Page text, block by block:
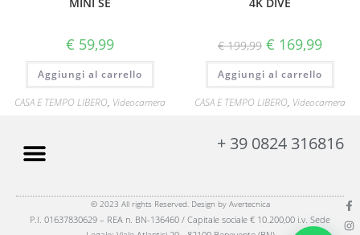
€ 59,99
Aggiungi al carrello
CASA E TEMPO LIBERO, Videocamera
€199,99 € 169,99
Aggiungi al carrello
CASA E TEMPO LIBERO, Videocamera
+ 39 0824 316816
© 2023 All rights Reserved. Design by Avertecnica
P.I. 01637830629 – REA n. BN-136460 / Capitale sociale € 10.200,00 i.v. Sede